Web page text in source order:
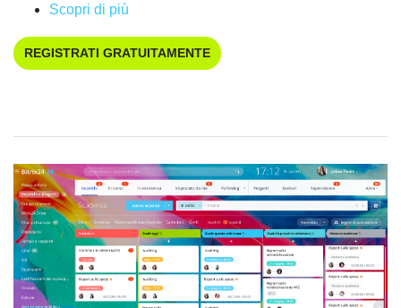
Scopri di più
REGISTRATI GRATUITAMENTE